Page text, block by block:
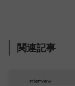
関連記事